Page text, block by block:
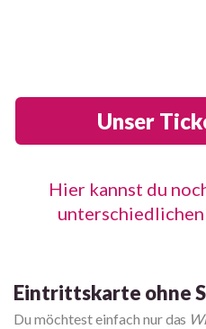
Unser
Hier kannst du
Eintrittskarte ohne
Du möchtest einfach nur das